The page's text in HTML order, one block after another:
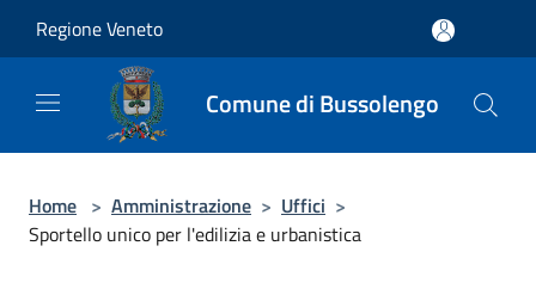
Regione Veneto
Comune di Bussolengo
Home > Amministrazione > Uffici >
Sportello unico per l'edilizia e urbanistica